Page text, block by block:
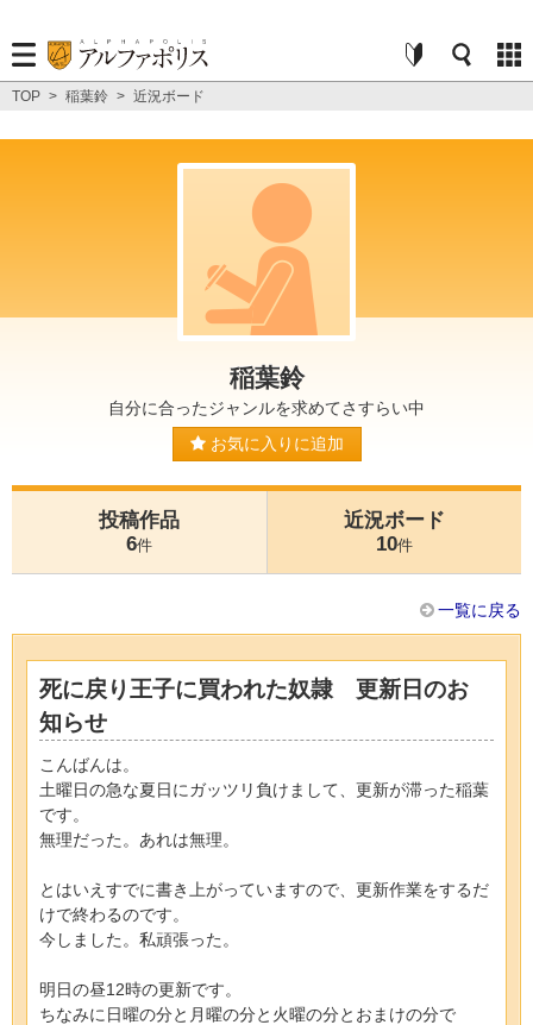
TOP > 稲葉鈴 > 近況ボード
稲葉鈴
自分に合ったジャンルを求めてさすらい中
お気に入りに追加
投稿作品
6件
近況ボード
10件
一覧に戻る
死に戻り王子に買われた奴隷 更新日のお
知らせ
こんばんは。
土曜日の急な夏日にガッツリ負けまして、更新が滞った稲葉
です。
無理だった。あれは無理。
とはいえすでに書き上がっていますので、更新作業をするだ
けで終わるのです。
今しました。私頑張った。
明日の昼12時の更新です。
ちなみに日曜の分と月曜の分と火曜の分とおまけの分で